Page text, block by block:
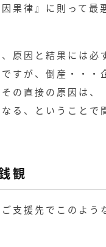
果律』に則って最
、原因と結果には必
すが、倒産・・・
の直接の原因は、
る、ということで
観
支援先でこのよう